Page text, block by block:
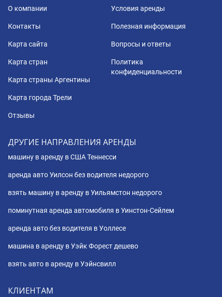
О компании
Контакты
Карта сайта
Карта стран
Карта страны Аргентины
Карта города Трели
Отзывы
Условия аренды
Полезная информация
Вопросы и ответы
Политика
конфиденциальности
ДРУГИЕ НАПРАВЛЕНИЯ АРЕНДЫ
машину в аренду в США Теннесси
аренда авто Уилсон без водителя недорого
взять машину в аренду в Уильямстон недорого
поминутная аренда автомобиля в Уинстон-Сейлем
аренда авто без водителя в Уоллесе
машина в аренду в Уэйк Форест дешево
взять авто в аренду в Уэйнсвилл
КЛИЕНТАМ